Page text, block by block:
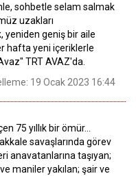
sohbetle selam salmak
uzakları
yeniden geniş bir aile
hafta yeni içeriklerle
TRT AVAZ'da.
19 Ocak 2023 16:44
75 yıllık bir ömür...
savaşlarında görev
anavatanlarına taşıyan;
maniler yakılan; şair ve